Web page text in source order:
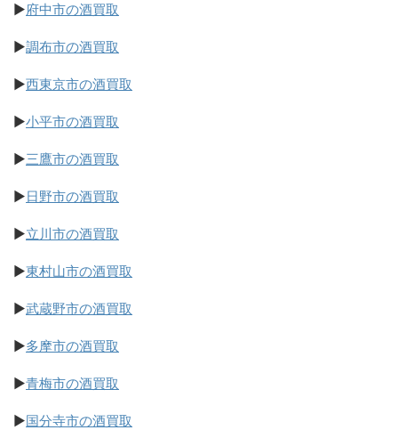
▶府中市の酒買取
▶調布市の酒買取
▶西東京市の酒買取
▶小平市の酒買取
▶三鷹市の酒買取
▶日野市の酒買取
▶立川市の酒買取
▶東村山市の酒買取
▶武蔵野市の酒買取
▶多摩市の酒買取
▶青梅市の酒買取
▶国分寺市の酒買取